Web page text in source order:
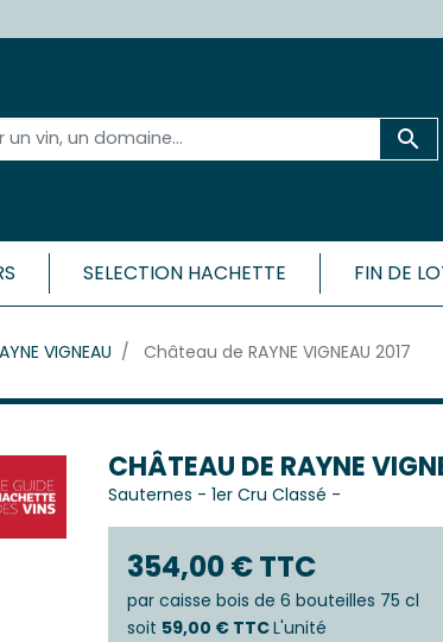

LÉOGNAN
CÔTES
Côtes-
SELECTION HACHETTE FIN DE
VIGNEAU Château de RAYNE VIGNEAU 2017
CHÂTEAU DE RAYNE
Sauternes - 1er Cru Classé -
354,00 € TTC
par caisse bois de 6 bouteilles 75 cl
soit 59,00 € TTCL'unité